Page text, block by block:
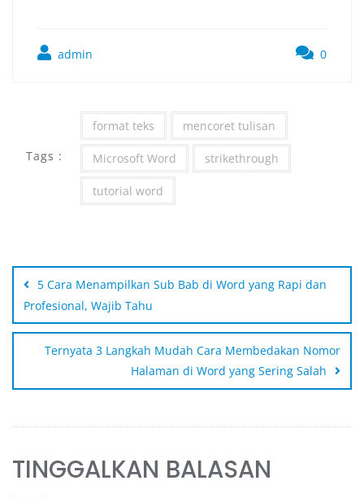
admin 0
Tags :
format teks mencoret tulisan
Microsoft Word strikethrough
tutorial word
5 Cara Menampilkan Sub Bab di Word yang Rapi dan
Profesional, Wajib Tahu
Ternyata 3 Langkah Mudah Cara Membedakan Nomor
Halaman di Word yang Sering Salah
TINGGALKAN BALASAN